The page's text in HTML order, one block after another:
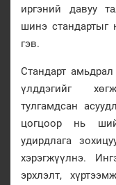
иргэний давуу
шинэ стандартыг
гэв.
Стандарт
үлддэгийг
тулгамдсан
цогцоор нь
удирдлага
хэрэгжүүлнэ.
эрхлэлт,